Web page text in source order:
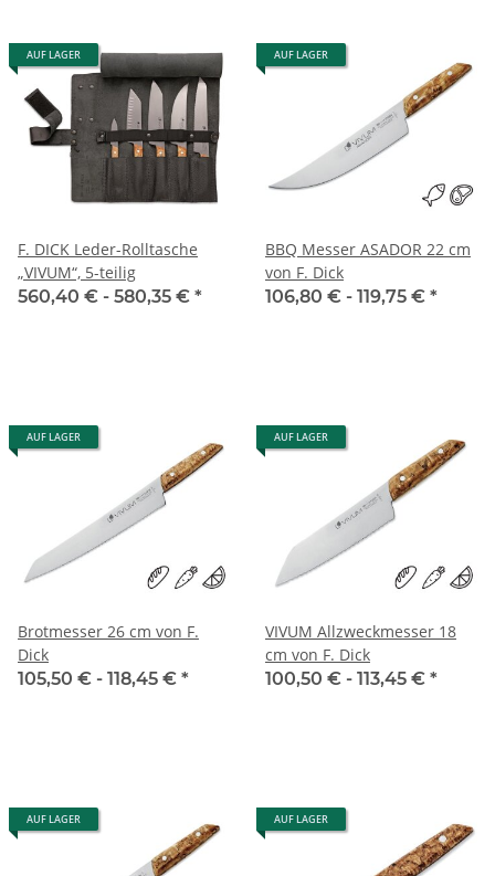
AUF LAGER
F. DICK Leder-Rolltasche
„VIVUM“, 5-teilig
560,40 € - 580,35 € *
AUF LAGER
BBQ Messer ASADOR 22 cm
von F. Dick
106,80 € - 119,75 € *
AUF LAGER
Brotmesser 26 cm von F.
Dick
105,50 € - 118,45 € *
AUF LAGER
VIVUM Allzweckmesser 18
cm von F. Dick
100,50 € - 113,45 € *
AUF LAGER AUF LAGER